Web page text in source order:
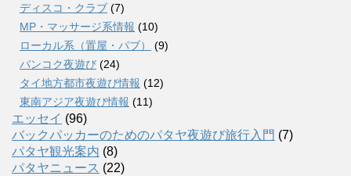
ディスコ・クラブ (7)
MP・マッサージ系情報 (10)
ローカル系（置屋・パブ）
(9)
バンコク夜遊び (24)
タイ地方都市夜遊び情報 (12)
東南アジア夜遊び情報 (11)
エッセイ (96)
バックパッカーのためのパタヤ夜遊び旅行入門 (7)
パタヤ観光案内 (8)
パタヤニュース (22)